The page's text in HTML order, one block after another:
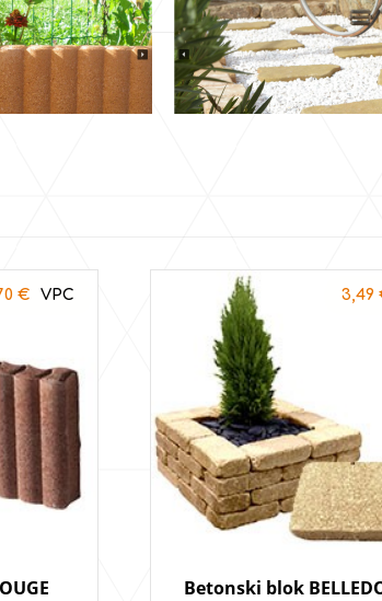
€
Betonski blok
3,49